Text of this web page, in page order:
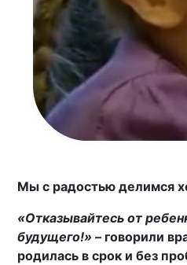
Мы с радостью делимся
«Отказывайтесь от
будущего!» – говорили
родилась в срок и без